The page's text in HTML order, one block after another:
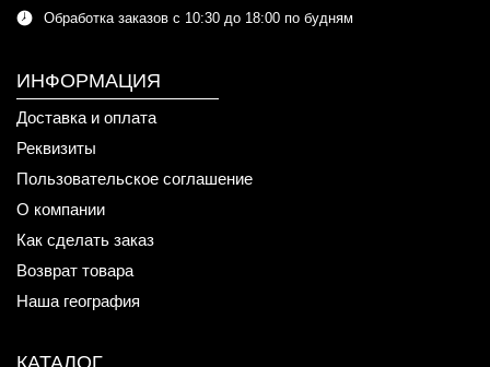
Обработка заказов с 10:30 до 18:00 по будням
ИНФОРМАЦИЯ
Доставка и оплата
Реквизиты
Пользовательское соглашение
О компании
Как сделать заказ
Возврат товара
Наша география
КАТАЛОГ